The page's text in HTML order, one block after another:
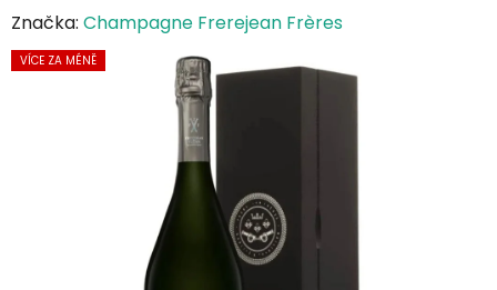
hodnocení
produktu
Značka: Champagne Frerejean Frères
VÍCE ZA MÉNĚ